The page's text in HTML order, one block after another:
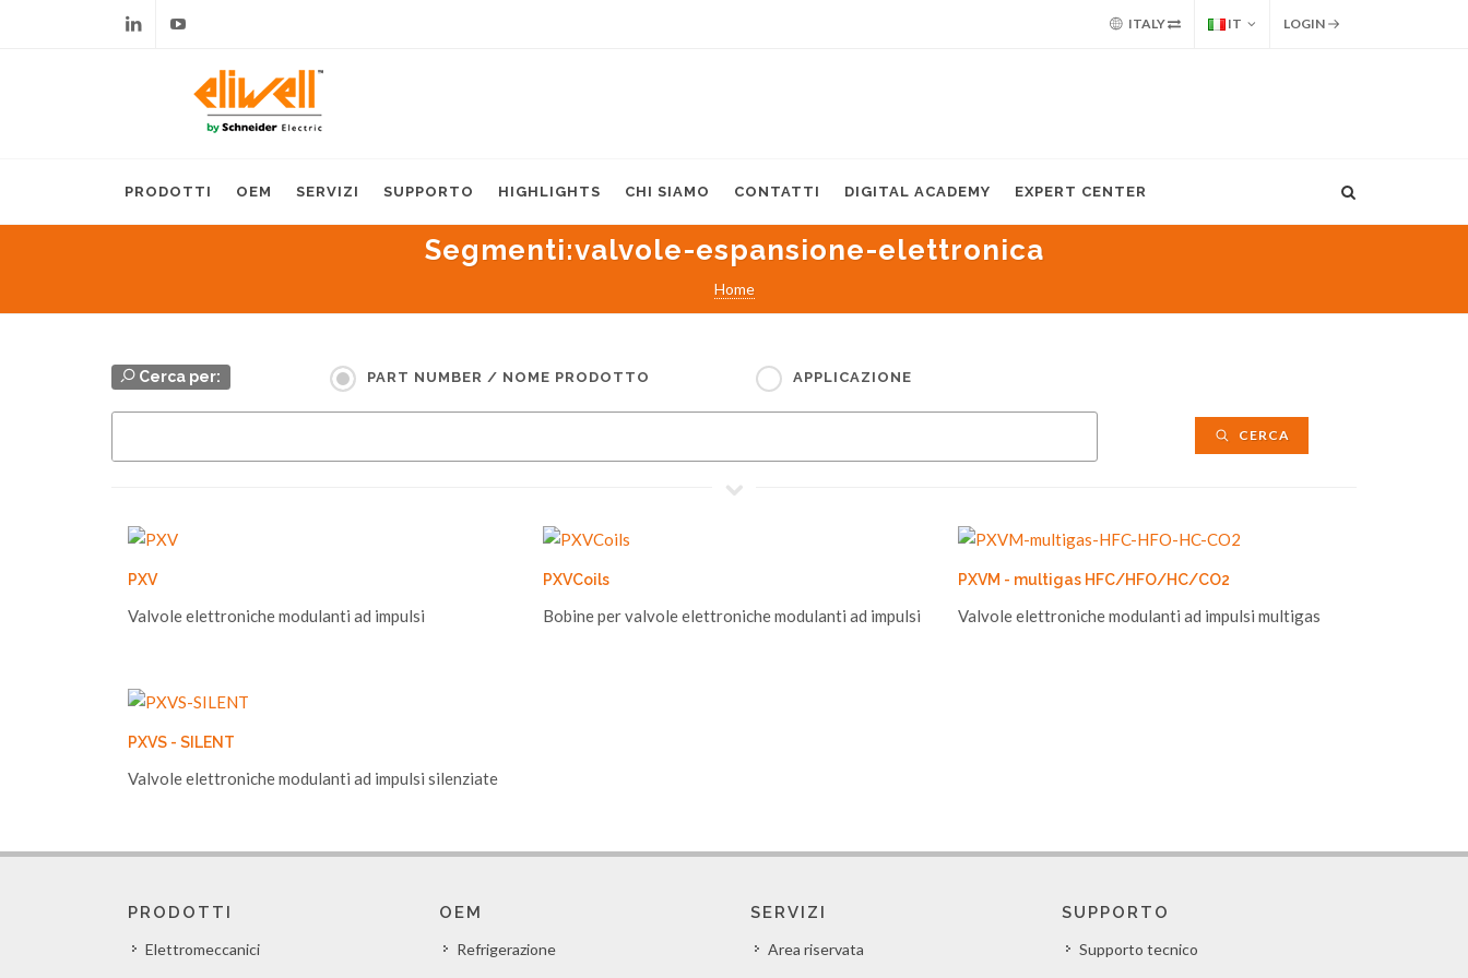
ITALY IT LOGIN
PRODOTTI OEM SERVIZI SUPPORTO HIGHLIGHTS CHI SIAMO CONTATTI DIGITAL ACADEMY EXPERT CENTER
Segmenti:valvole-espansione-elettronica
Home
Cerca per: PART NUMBER / NOME PRODOTTO APPLICAZIONE
CERCA
PXV
Valvole elettroniche modulanti ad impulsi
PXVCoils
Bobine per valvole elettroniche modulanti ad impulsi
PXVM - multigas HFC/HFO/HC/CO2
Valvole elettroniche modulanti ad impulsi multigas
PXVS - SILENT
Valvole elettroniche modulanti ad impulsi silenziate
PRODOTTI
Elettromeccanici
OEM
Refrigerazione
SERVIZI
Area riservata
SUPPORTO
Supporto tecnico